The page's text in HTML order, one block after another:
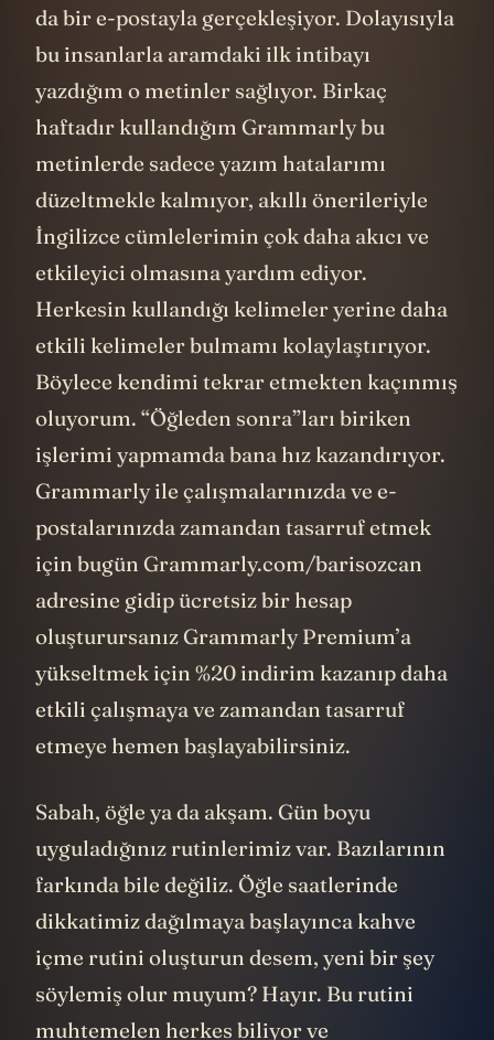
da bir e-postayla gerçekleşiyor. Dolayısıyla
bu insanlarla aramdaki ilk intibayı
yazdığım o metinler sağlıyor. Birkaç
haftadır kullandığım Grammarly bu
metinlerde sadece yazım hatalarımı
düzeltmekle kalmıyor, akıllı önerileriyle
İngilizce cümlelerimin çok daha akıcı ve
etkileyici olmasına yardım ediyor.
Herkesin kullandığı kelimeler yerine daha
etkili kelimeler bulmamı kolaylaştırıyor.
Böylece kendimi tekrar etmekten kaçınmış
oluyorum. “Öğleden sonra”ları biriken
işlerimi yapmamda bana hız kazandırıyor.
Grammarly ile çalışmalarınızda ve e-
postalarınızda zamandan tasarruf etmek
için bugün Grammarly.com/barisozcan
adresine gidip ücretsiz bir hesap
oluşturursanız Grammarly Premium’a
yükseltmek için %20 indirim kazanıp daha
etkili çalışmaya ve zamandan tasarruf
etmeye hemen başlayabilirsiniz.
Sabah, öğle ya da akşam. Gün boyu
uyguladığınız rutinlerimiz var. Bazılarının
farkında bile değiliz. Öğle saatlerinde
dikkatimiz dağılmaya başlayınca kahve
içme rutini oluşturun desem, yeni bir şey
söylemiş olur muyum? Hayır. Bu rutini
muhtemelen herkes biliyor ve